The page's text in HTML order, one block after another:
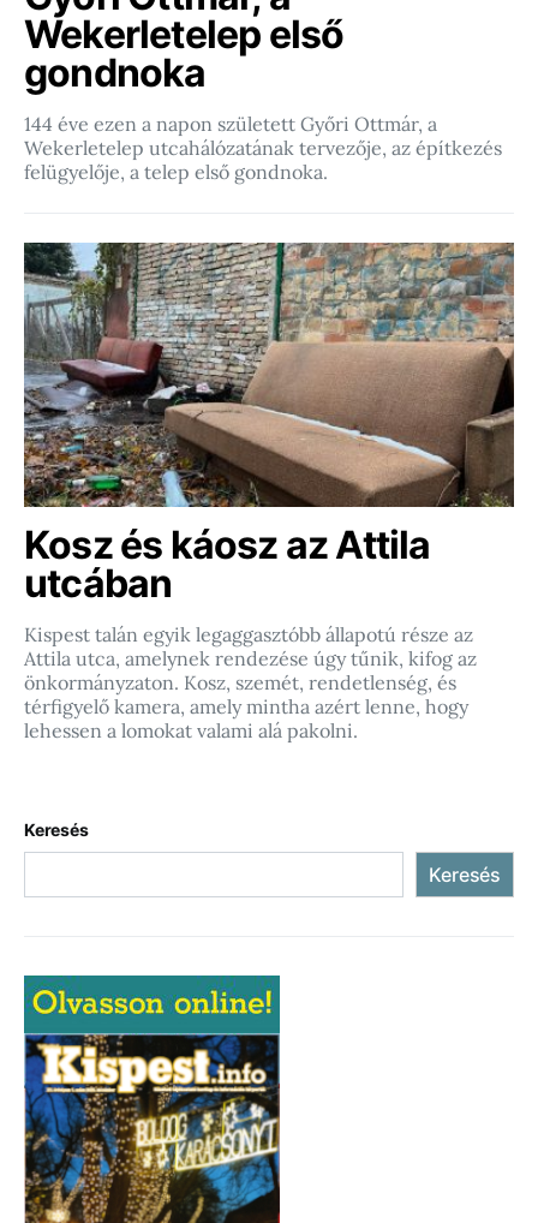
Wekerletelep első
gondnoka
144 éve ezen a napon született Győri Ottmár, a
Wekerletelep utcahálózatának tervezője, az építkezés
felügyelője, a telep első gondnoka.
Kosz és káosz az Attila
utcában
Kispest talán egyik legaggasztóbb állapotú része az
Attila utca, amelynek rendezése úgy tűnik, kifog az
önkormányzaton. Kosz, szemét, rendetlenség, és
térfigyelő kamera, amely mintha azért lenne, hogy
lehessen a lomokat valami alá pakolni.
Keresés
Keresés